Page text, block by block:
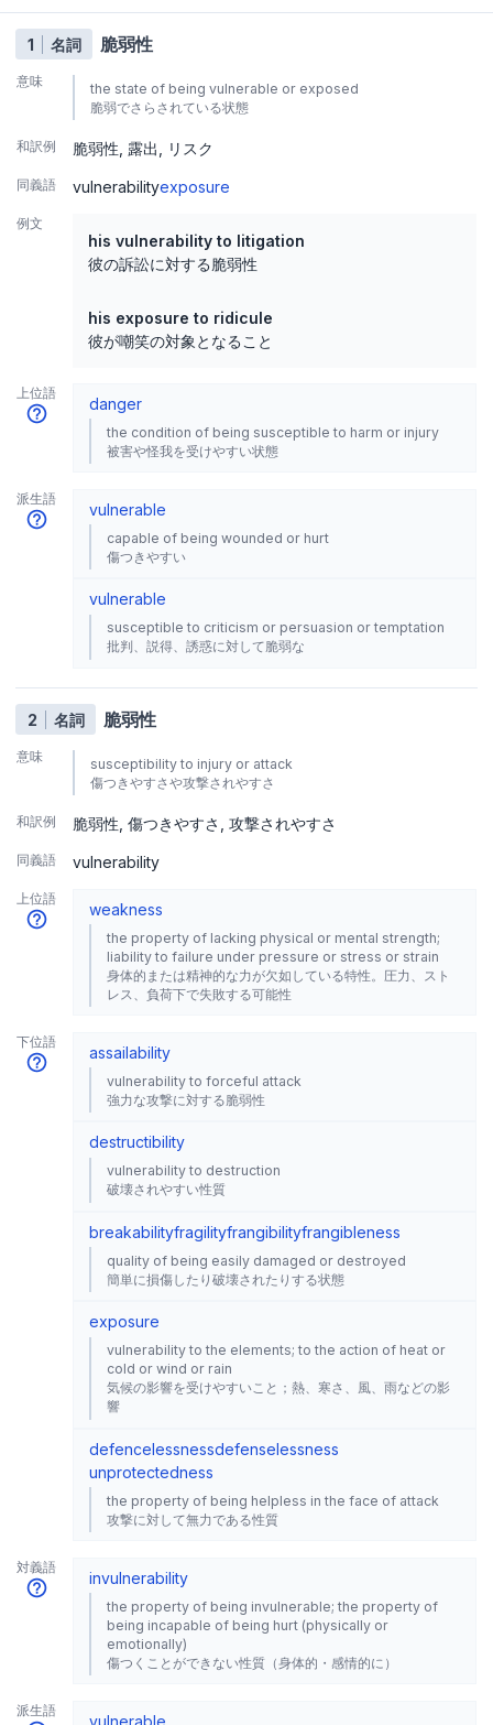
1 名詞 脆弱性
意味
the state of being vulnerable or exposed
脆弱でさらされている状態
和訳例 脆弱性 露出 リスク
同義語 vulnerabilityexposure
例文
his vulnerability to litigation
彼の訴訟に対する脆弱性
his exposure to ridicule
彼が嘲笑の対象となること
上位語
danger
the condition of being susceptible to harm or injury
被害や怪我を受けやすい状態
派生語
vulnerable
capable of being wounded or hurt
傷つきやすい
vulnerable
susceptible to criticism or persuasion or temptation
批判、説得、誘惑に対して脆弱な
2 名詞 脆弱性
意味
susceptibility to injury or attack
傷つきやすさや攻撃されやすさ
和訳例 脆弱性 傷つきやすさ 攻撃されやすさ
同義語 vulnerability
上位語
weakness
the property of lacking physical or mental strength;
liability to failure under pressure or stress or strain
身体的または精神的な力が欠如している特性。圧力、スト
レス、負荷下で失敗する可能性
下位語
assailability
vulnerability to forceful attack
強力な攻撃に対する脆弱性
destructibility
vulnerability to destruction
破壊されやすい性質
breakabilityfragilityfrangibilityfrangibleness
quality of being easily damaged or destroyed
簡単に損傷したり破壊されたりする状態
exposure
vulnerability to the elements; to the action of heat or
cold or wind or rain
気候の影響を受けやすいこと；熱、寒さ、風、雨などの影
響
defencelessnessdefenselessness
unprotectedness
the property of being helpless in the face of attack
攻撃に対して無力である性質
対義語
invulnerability
the property of being invulnerable; the property of
being incapable of being hurt (physically or
emotionally)
傷つくことができない性質（身体的・感情的に）
派生語
vulnerable